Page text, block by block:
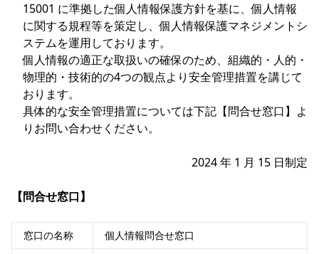
15001 に準拠した個人情報保護方針を基に、個人情報
に関する規程等を策定し、個人情報保護マネジメントシ
ステムを運用しております。
個人情報の適正な取扱いの確保のため、組織的・人的・
物理的・技術的の4つの観点より安全管理措置を講じて
おります。
具体的な安全管理措置については下記【問合せ窓口】よ
りお問い合わせください。
2024 年 1 月 15 日制定
【問合せ窓口】
窓口の名称 個人情報問合せ窓口